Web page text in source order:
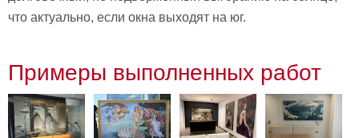
В
Посмотреть
все
что актуально, если окна выходят на юг.
Примеры выполненных работ